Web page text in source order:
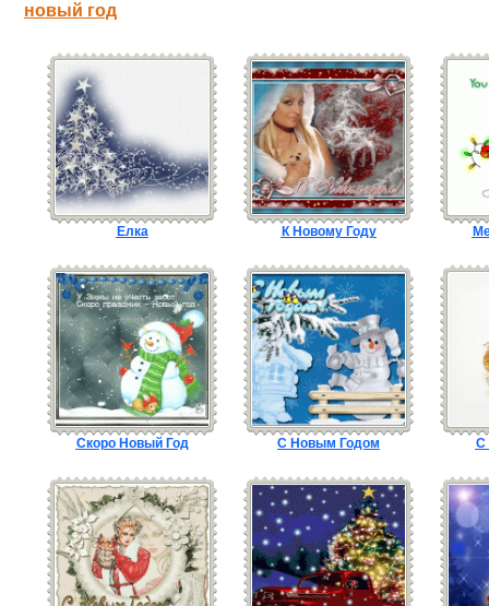
новый год
Елка К Новому Году
Скоро Новый Год С Новым Годом С